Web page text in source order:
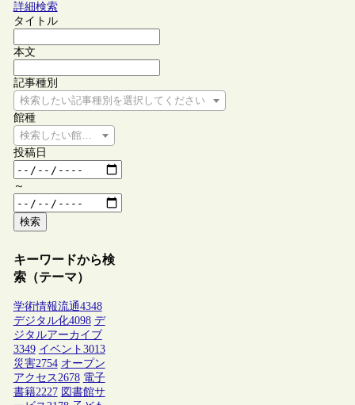
詳細検索
タイトル
本文
記事種別
検索したい記事種別を選択してください
館種
検索したい館種を選択してください
投稿日
～
検索
キーワードから検
索（テーマ）
学術情報流通4348
デジタル化4098 デ
ジタルアーカイブ
3349 イベント 3013
災害2754 オープン
アクセス 2678 電子
書籍2227 図書館サ